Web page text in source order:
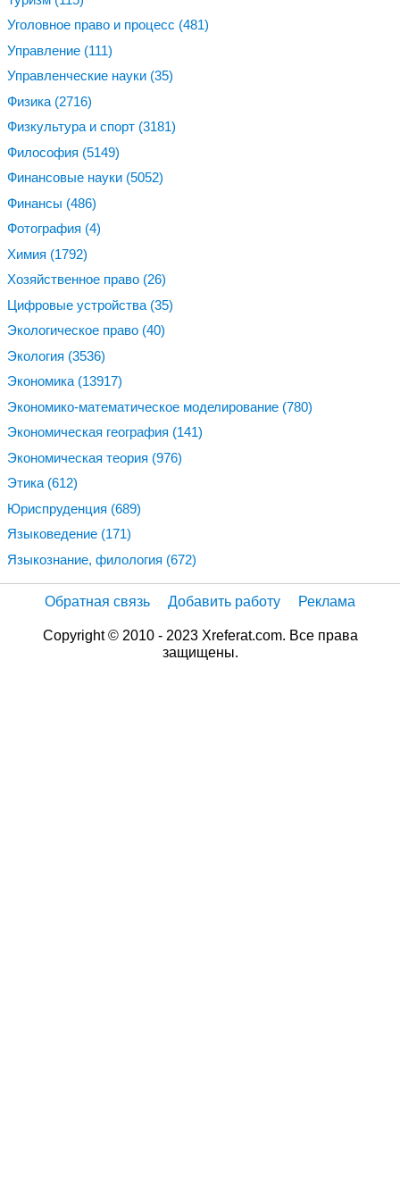
Уголовное право и процесс (481)
Управление (111)
Управленческие науки (35)
Физика (2716)
Физкультура и спорт (3181)
Философия (5149)
Финансовые науки (5052)
Финансы (486)
Фотография (4)
Химия (1792)
Хозяйственное право (26)
Цифровые устройства (35)
Экологическое право (40)
Экология (3536)
Экономика (13917)
Экономико-математическое моделирование (780)
Экономическая география (141)
Экономическая теория (976)
Этика (612)
Юриспруденция (689)
Языковедение (171)
Языкознание, филология (672)
Обратная связь Добавить работу Реклама
Copyright © 2010 - 2023 Xreferat.com. Все права
защищены.